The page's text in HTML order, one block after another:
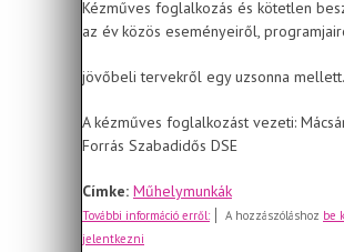
Kézműves foglalkozás és kötetlen
az év közös eseményeiről,
jövőbeli tervekről egy uzsonna mellett.
A kézműves foglalkozást vezeti:
Forrás Szabadidős DSE
Címke: Műhelymunkák
További információ erről:Meghívó november 27-ei
A hozzászóláshoz be
jelentkezni